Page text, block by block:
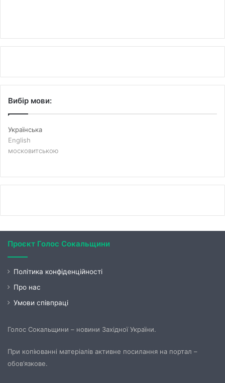
Вибір мови:
Українська
English
московитською
Проєкт Голос Сокальщини
Політика конфіденційності
Про нас
Умови співпраці
Голос Сокальщини – новини Західної України.
При копіюванні матеріалів активне посилання на портал –
обов’язкове.